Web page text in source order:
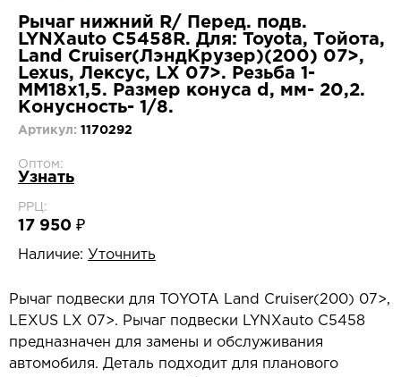
Рычаг нижний R/ Перед. подв.
LYNXauto C5458R. Для: Toyota, Тойота,
Land Cruiser(ЛэндКрузер)(200) 07>,
Lexus, Лексус, LX 07>. Резьба 1-
MM18x1,5. Размер конуса d, мм- 20,2.
Конусность- 1/8.
Артикул: 1170292
Оптом:
Узнать
РРЦ:
17 950 ₽
Наличие: Уточнить
Рычаг подвески для TOYOTA Land Cruiser(200) 07>,
LEXUS LX 07>. Рычаг подвески LYNXauto C5458
предназначен для замены и обслуживания
автомобиля. Деталь подходит для планового